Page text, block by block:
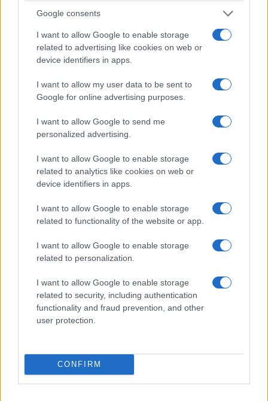
Google consents
I want to allow Google to enable storage
related to advertising like cookies on web or
device identifiers in apps.
I want to allow my user data to be sent to
Google for online advertising purposes.
I want to allow Google to send me
personalized advertising.
I want to allow Google to enable storage
related to analytics like cookies on web or
device identifiers in apps.
I want to allow Google to enable storage
related to functionality of the website or app.
I want to allow Google to enable storage
related to personalization.
I want to allow Google to enable storage
related to security, including authentication
functionality and fraud prevention, and other
user protection.
CONFIRM
ΔΕΛΤΙΟ ΤΥΠΟΥ Στον δρόμο για τις εκλογές τής 21ης Μαΐου, το
MEGA παρακολουθεί τις πολιτικές εξελίξεις, αναδεικνύει τα
ζητήματα που θα κριθούν στις κάλπες και ανοίγει τον διάλογο
μεταξύ των υποψηφίων. …
ΑΝΗΚΕΙ ΣΤΗΝ ΚΑΤΗΓΟΡΙΑ: ΑΝΑΚΟΙΝΩΣΕΙΣ
ΕΠΙΣΗΜΑΣΜΕΝΟ ΜΕ: «Ο ΔΡΟΜΟΣ ΠΡΟΣ ΤΗΝ ΚΑΛΠΗ»
ΡΑΝΙΑ ΤΖΙΜΑ
συντρίμμια μας μετά την τραγωδία;